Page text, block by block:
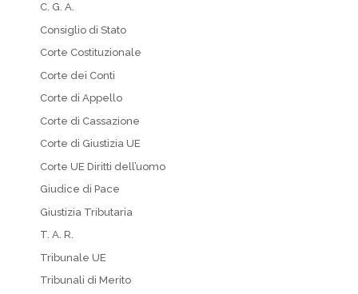
C. G. A.
Consiglio di Stato
Corte Costituzionale
Corte dei Conti
Corte di Appello
Corte di Cassazione
Corte di Giustizia UE
Corte UE Diritti dell’uomo
Giudice di Pace
Giustizia Tributaria
T. A. R.
Tribunale UE
Tribunali di Merito